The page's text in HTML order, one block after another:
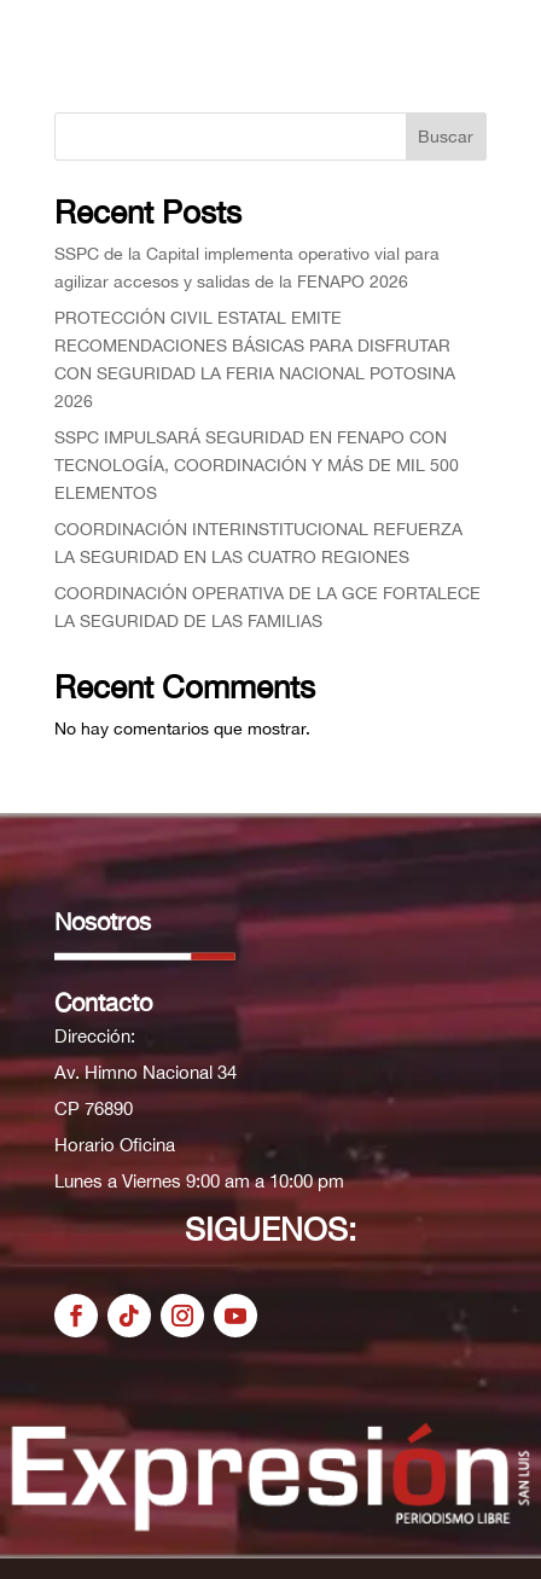
Buscar
Recent Posts
SSPC de la Capital implementa operativo vial para
agilizar accesos y salidas de la FENAPO 2026
PROTECCIÓN CIVIL ESTATAL EMITE
RECOMENDACIONES BÁSICAS PARA DISFRUTAR
CON SEGURIDAD LA FERIA NACIONAL POTOSINA
2026
SSPC IMPULSARÁ SEGURIDAD EN FENAPO CON
TECNOLOGÍA, COORDINACIÓN Y MÁS DE MIL 500
ELEMENTOS
COORDINACIÓN INTERINSTITUCIONAL REFUERZA
LA SEGURIDAD EN LAS CUATRO REGIONES
COORDINACIÓN OPERATIVA DE LA GCE FORTALECE
LA SEGURIDAD DE LAS FAMILIAS
Recent Comments
No hay comentarios que mostrar.
Nosotros
Contacto
Dirección:
Av. Himno Nacional 34
CP 76890
Horario Oficina
Lunes a Viernes 9:00 am a 10:00 pm
SIGUENOS: